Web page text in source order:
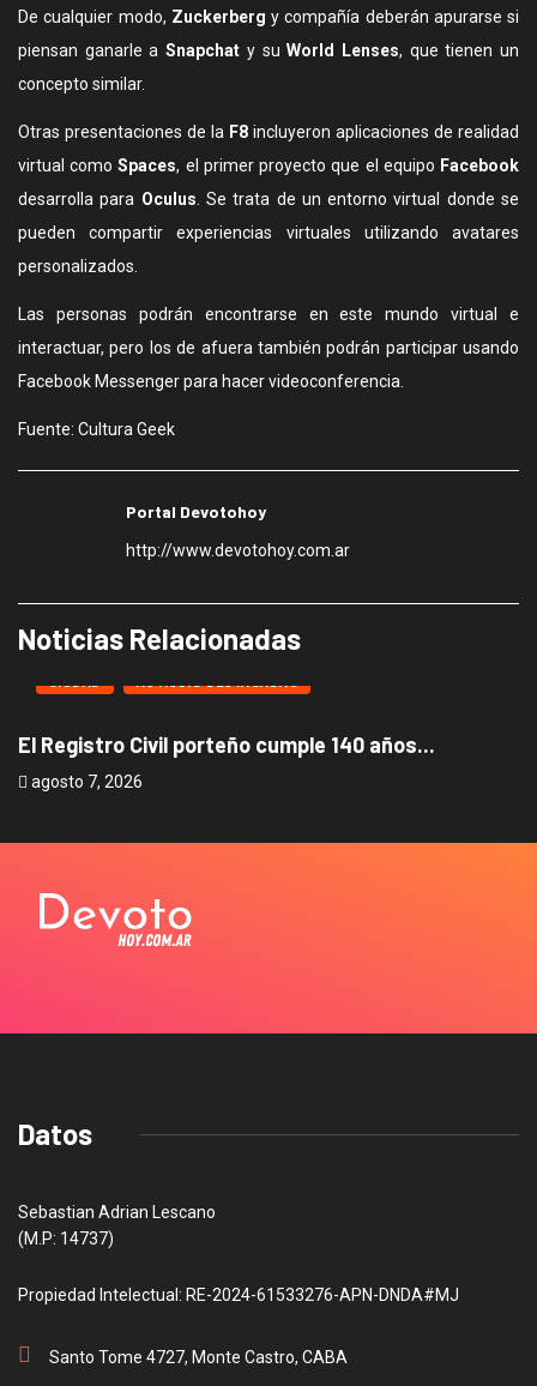
De cualquier modo, Zuckerberg y compañía deberán apurarse si
piensan ganarle aSnapchat y suWorld Lenses, que tienen un
concepto similar.
Otras presentaciones de la F8 incluyeron aplicaciones de realidad
virtual comoSpaces, el primer proyecto que el equipo Facebook
desarrolla para Oculus . Se trata de un entorno virtual donde se
pueden compartir experiencias virtuales utilizando avatares
personalizados.
Las personas podrán encontrarse en este mundo virtual e
interactuar, pero los de afuera también podrán participar usando
Facebook Messenger para hacer videoconferencia.
Fuente: Cultura Geek
Portal Devotohoy
http://www.devotohoy.com.ar
Noticias Relacionadas
CIUDAD NOTICIAS DESTACADAS
El Registro Civil porteño cumple 140 años...
agosto 7, 2026
Datos
Sebastian Adrian Lescano
(M.P: 14737)
Propiedad Intelectual: RE-2024-61533276-APN-DNDA#MJ
Santo Tome 4727, Monte Castro, CABA